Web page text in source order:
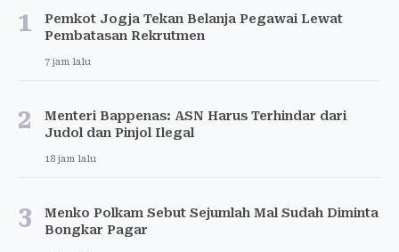
1
Pemkot Jogja Tekan Belanja Pegawai Lewat
Pembatasan Rekrutmen
7 jam lalu
2
Menteri Bappenas: ASN Harus Terhindar dari
Judol dan Pinjol Ilegal
18 jam lalu
3
Menko Polkam Sebut Sejumlah Mal Sudah Diminta
Bongkar Pagar